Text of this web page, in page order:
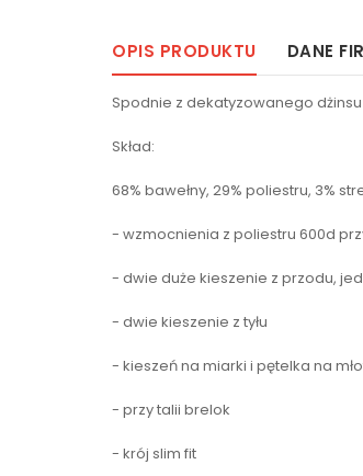
OPIS PRODUKTU DANE
Spodnie z dekatyzowanego
Skład:
68% bawełny, 29% poliestru, 3%
- wzmocnienia z poliestru 600d
- dwie duże kieszenie z przodu,
- dwie kieszenie z tyłu
- kieszeń na miarki i pętelka na
- przy talii brelok
- krój slim fit